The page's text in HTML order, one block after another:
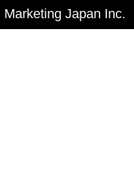
ソフトウェア」および
することにより、本契
Japan Inc.